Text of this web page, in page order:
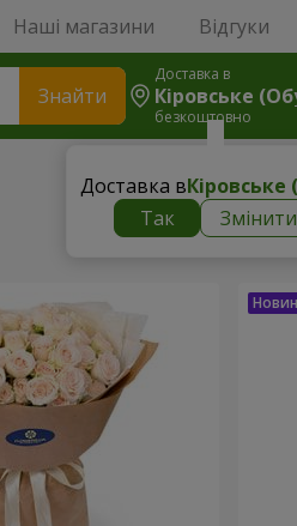
Наші магазини Відгуки
Знайти
Доставка в
безкоштовно
Доставка в
Так
Змінити